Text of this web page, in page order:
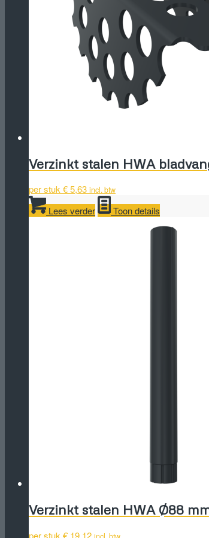
Verzinkt stalen HWA
per stuk€5,63 incl. btw
Lees verder Toon details
Verzinkt stalen HWA Ø88
per stuk € 19,12